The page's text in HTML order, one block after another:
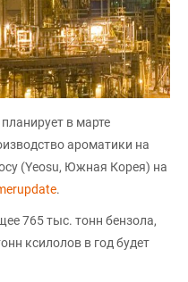
в марте
ароматики на
(Yeosu, Южная Корея) на
.
765 тыс. тонн бензола,
ксилолов в год будет